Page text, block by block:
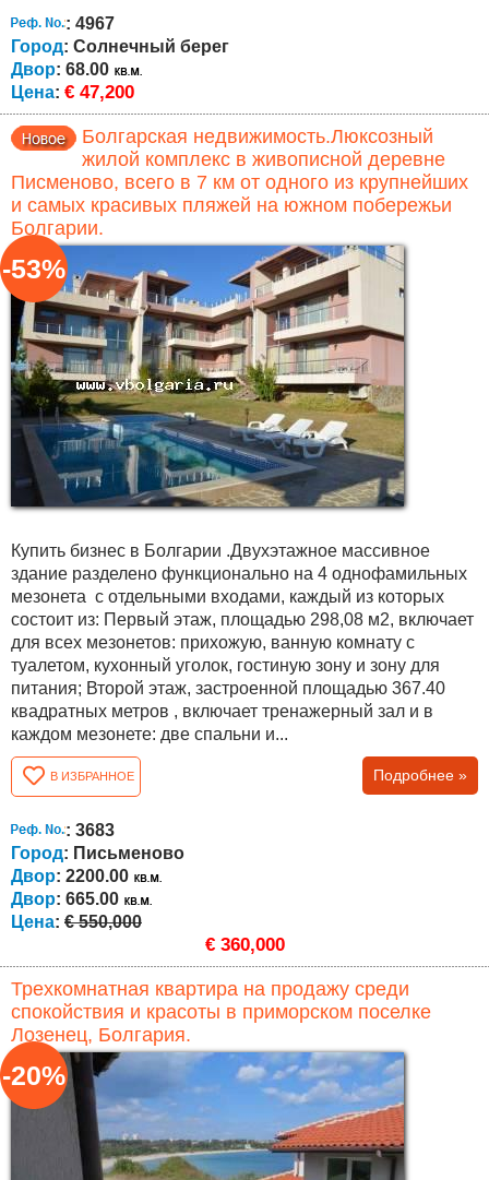
: 4967
Город: Солнечный берег
Двор: 68.00
Цена: € 47,200
Болгарская недвижимость.Люксозный
жилой комплекс в живописной деревне
Писменово, всего в 7 км от одного из крупнейших
и самых красивых пляжей на южном побережьи
Болгарии.
-53%
Купить бизнес в Болгарии .Двухэтажное массивное
здание разделено функционально на 4 однофамильных
мезонета с отдельными входами, каждый из которых
состоит из: Первый этаж, площадью 298,08 м2, включает
для всех мезонетов: прихожую, ванную комнату с
туалетом, кухонный уголок, гостиную зону и зону для
питания; Второй этаж, застроенной площадью 367.40
квадратных метров , включает тренажерный зал и в
каждом мезонете: две спальни и...
В ИЗБРАННОЕ Подробнее »
: 3683
Город: Письменово
Двор: 2200.00
Двор: 665.00
Цена: € 550,000
€ 360,000
Трехкомнатная квартира на продажу среди
спокойствия и красоты в приморском поселке
Лозенец, Болгария.
-20%